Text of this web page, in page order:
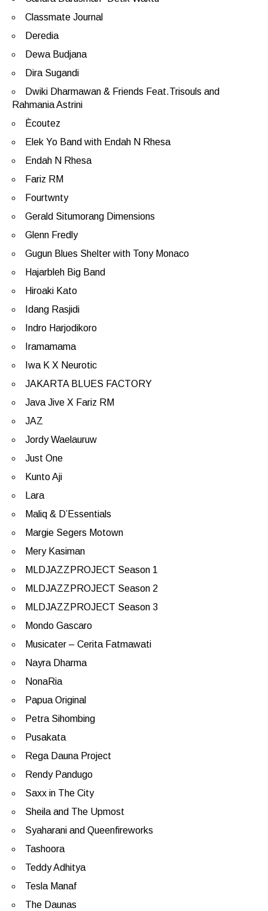
Classmate Journal
Deredia
Dewa Budjana
Dira Sugandi
Dwiki Dharmawan & Friends Feat.Trisouls and
Rahmania Astrini
Ècoutez
Elek Yo Band with Endah N Rhesa
Endah N Rhesa
Fariz RM
Fourtwnty
Gerald Situmorang Dimensions
Glenn Fredly
Gugun Blues Shelter with Tony Monaco
Hajarbleh Big Band
Hiroaki Kato
Idang Rasjidi
Indro Harjodikoro
Iramamama
Iwa K X Neurotic
JAKARTA BLUES FACTORY
Java Jive X Fariz RM
JAZ
Jordy Waelauruw
Just One
Kunto Aji
Lara
Maliq & D’Essentials
Margie Segers Motown
Mery Kasiman
MLDJAZZPROJECT Season 1
MLDJAZZPROJECT Season 2
MLDJAZZPROJECT Season 3
Mondo Gascaro
Musicater – Cerita Fatmawati
Nayra Dharma
NonaRia
Papua Original
Petra Sihombing
Pusakata
Rega Dauna Project
Rendy Pandugo
Saxx in The City
Sheila and The Upmost
Syaharani and Queenfireworks
Tashoora
Teddy Adhitya
Tesla Manaf
The Daunas